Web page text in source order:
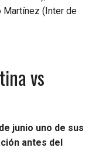
Martínez (Inter de
vs
junio uno de sus
antes del